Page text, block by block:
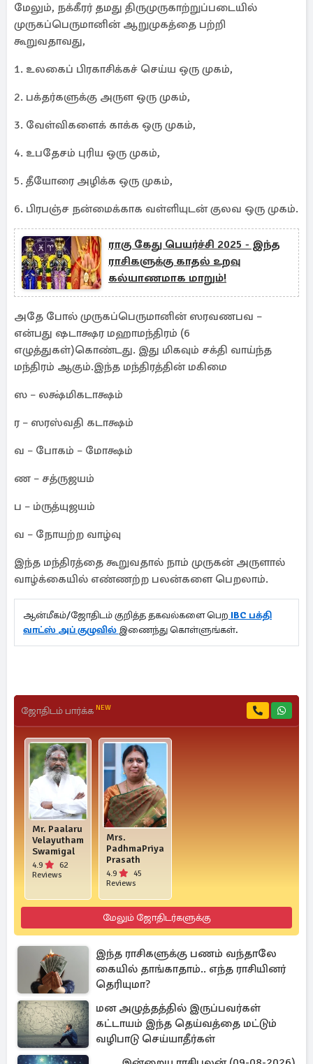
மேலும், நக்கீரர் தமது திருமுருகாற்றுப்படையில்
முருகப்பெருமானின் ஆறுமுகத்தை பற்றி
கூறுவதாவது,
1. உலகைப் பிரகாசிக்கச் செய்ய ஒரு முகம்,
2. பக்தர்களுக்கு அருள ஒரு முகம்,
3. வேள்விகளைக் காக்க ஒரு முகம்,
4. உபதேசம் புரிய ஒரு முகம்,
5. தீயோரை அழிக்க ஒரு முகம்,
6. பிரபஞ்ச நன்மைக்காக வள்ளியுடன் குலவ ஒரு முகம்.
ராகு கேது பெயர்ச்சி 2025 - இந்த
ராசிகளுக்கு காதல் உறவு
கல்யாணமாக மாறும்!
அதே போல் முருகப்பெருமானின் ஸரவணபவ –
என்பது ஷடாக்ஷர மஹாமந்திரம் (6
எழுத்துகள்)கொண்டது. இது மிகவும் சக்தி வாய்ந்த
மந்திரம் ஆகும்.இந்த மந்திரத்தின் மகிமை
ஸ – லக்ஷ்மிகடாக்ஷம்
ர – ஸரஸ்வதி கடாக்ஷம்
வ – போகம் – மோக்ஷம்
ண – சத்ருஜயம்
ப – ம்ருத்யுஜயம்
வ – நோயற்ற வாழ்வு
இந்த மந்திரத்தை கூறுவதால் நாம் முருகன் அருளால்
வாழ்க்கையில் எண்ணற்ற பலன்களை பெறலாம்.
ஆன்மீகம்/ஜோதிடம் குறித்த தகவல்களை பெற IBC பக்தி
வாட்ஸ் அப் குழுவில் இணைந்து கொள்ளுங்கள்.
ஜோதிடம் பார்க்க NEW
Mr. Paalaru
Velayutham
Swamigal
4.9
62
Reviews
Mrs.
PadhmaPriya
Prasath
4.9
45
Reviews
மேலும் ஜோதிடர்களுக்கு
இந்த ராசிகளுக்கு பணம் வந்தாலே
கையில் தாங்காதாம்.. எந்த ராசியினர்
தெரியுமா?
மன அழுத்தத்தில் இருப்பவர்கள்
கட்டாயம் இந்த தெய்வத்தை மட்டும்
வழிபாடு செய்யாதீர்கள்